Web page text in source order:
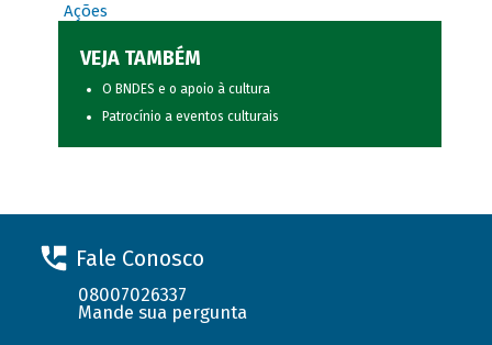
Ações
VEJA TAMBÉM
O BNDES e o apoio à cultura
Patrocínio a eventos culturais
Fale Conosco
08007026337
Mande sua pergunta